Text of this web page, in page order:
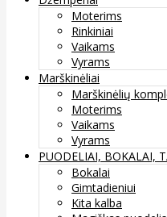
Moterims
Rinkiniai
Vaikams
Vyrams
Marškinėliai
Marškinėlių
Moterims
Vaikams
Vyrams
PUODELIAI, BOKALAI,
Bokalai
Gimtadieniui
Kita kalba